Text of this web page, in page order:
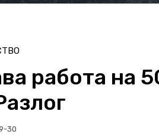
работа на
30